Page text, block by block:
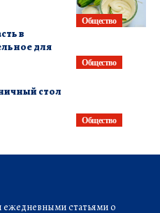
Общество
Общество
в
для
Общество
стол
статьями о